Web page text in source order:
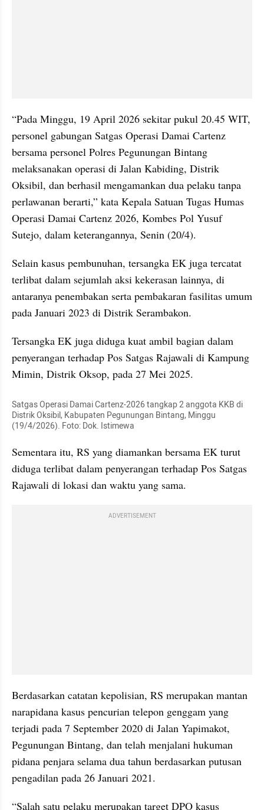
“Pada Minggu, 19 April 2026 sekitar pukul 20.45 WIT,
personel gabungan Satgas Operasi Damai Cartenz
bersama personel Polres Pegunungan Bintang
melaksanakan operasi di Jalan Kabiding, Distrik
Oksibil, dan berhasil mengamankan dua pelaku tanpa
perlawanan berarti,” kata Kepala Satuan Tugas Humas
Operasi Damai Cartenz 2026, Kombes Pol Yusuf
Sutejo, dalam keterangannya, Senin (20/4).
Selain kasus pembunuhan, tersangka EK juga tercatat
terlibat dalam sejumlah aksi kekerasan lainnya, di
antaranya penembakan serta pembakaran fasilitas umum
pada Januari 2023 di Distrik Serambakon.
Tersangka EK juga diduga kuat ambil bagian dalam
penyerangan terhadap Pos Satgas Rajawali di Kampung
Mimin, Distrik Oksop, pada 27 Mei 2025.
Satgas Operasi Damai Cartenz-2026 tangkap 2 anggota KKB di
Distrik Oksibil, Kabupaten Pegunungan Bintang, Minggu
(19/4/2026). Foto: Dok. Istimewa
Sementara itu, RS yang diamankan bersama EK turut
diduga terlibat dalam penyerangan terhadap Pos Satgas
Rajawali di lokasi dan waktu yang sama.
ADVERTISEMENT
Berdasarkan catatan kepolisian, RS merupakan mantan
narapidana kasus pencurian telepon genggam yang
terjadi pada 7 September 2020 di Jalan Yapimakot,
Pegunungan Bintang, dan telah menjalani hukuman
pidana penjara selama dua tahun berdasarkan putusan
pengadilan pada 26 Januari 2021.
“Salah satu pelaku merupakan target DPO kasus